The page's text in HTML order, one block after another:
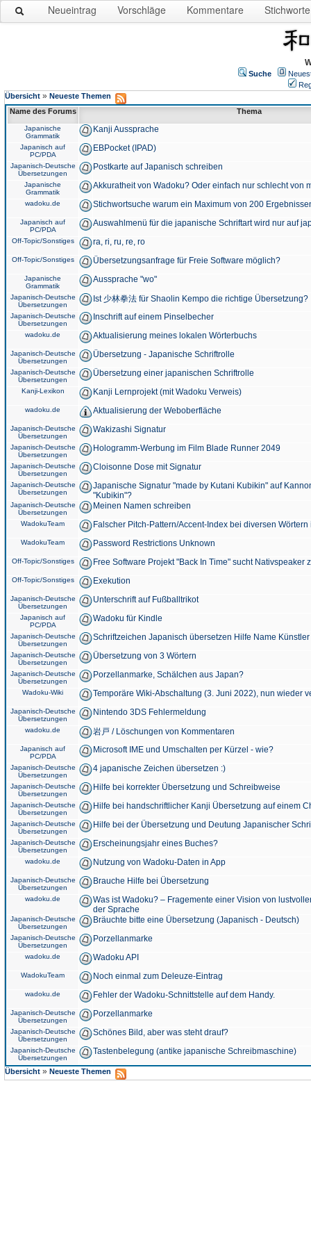
Neueintrag Vorschläge Kommentare Stichworte
Suche
Übersicht » Neueste Themen
Name des Forums
Thema
Japanische
Grammatik
Kanji Aussprache
Japanisch auf
PC/PDA
EBPocket (IPAD)
Japanisch-Deutsche
Übersetzungen
Postkarte auf Japanisch schreiben
Japanische
Grammatik
Akkuratheit von Wadoku? Oder einfach nur schlecht von
wadoku.de Stichwortsuche warum ein Maximum von 200
Japanisch auf
PC/PDA
Auswahlmenü für die japanische Schriftart wird nur auf
Off-Topic/Sonstiges ra, ri, ru, re, ro
Off-Topic/Sonstiges Übersetzungsanfrage für Freie Software möglich?
Japanische
Grammatik
Aussprache "wo"
Japanisch-Deutsche
Übersetzungen
Ist 少林拳法 für Shaolin Kempo die richtige Übersetzung?
Japanisch-Deutsche
Übersetzungen
Inschrift auf einem Pinselbecher
wadoku.de Aktualisierung meines lokalen Wörterbuchs
Japanisch-Deutsche
Übersetzungen
Übersetzung - Japanische Schriftrolle
Japanisch-Deutsche
Übersetzungen
Übersetzung einer japanischen Schriftrolle
Kanji-Lexikon Kanji Lernprojekt (mit Wadoku Verweis)
wadoku.de Aktualisierung der Weboberfläche
Japanisch-Deutsche
Übersetzungen
Wakizashi Signatur
Japanisch-Deutsche
Übersetzungen
Hologramm-Werbung im Film Blade Runner 2049
Japanisch-Deutsche
Übersetzungen
Cloisonne Dose mit Signatur
Japanisch-Deutsche
Übersetzungen
Japanische Signatur "made by Kutani Kubikin" auf
"Kubikin"?
Japanisch-Deutsche
Übersetzungen
Meinen Namen schreiben
WadokuTeam Falscher Pitch-Pattern/Accent-Index bei diversen
WadokuTeam Password Restrictions Unknown
Off-Topic/Sonstiges Free Software Projekt "Back In Time" sucht Nativspeaker
Off-Topic/Sonstiges Exekution
Japanisch-Deutsche
Übersetzungen
Unterschrift auf Fußballtrikot
Japanisch auf
PC/PDA
Wadoku für Kindle
Japanisch-Deutsche
Übersetzungen
Schriftzeichen Japanisch übersetzen Hilfe Name
Japanisch-Deutsche
Übersetzungen
Übersetzung von 3 Wörtern
Japanisch-Deutsche
Übersetzungen
Porzellanmarke, Schälchen aus Japan?
Wadoku-Wiki Temporäre Wiki-Abschaltung (3. Juni 2022), nun wieder
Japanisch-Deutsche
Übersetzungen
Nintendo 3DS Fehlermeldung
wadoku.de 岩戸 / Löschungen von Kommentaren
Japanisch auf
PC/PDA
Microsoft IME und Umschalten per Kürzel - wie?
Japanisch-Deutsche
Übersetzungen
4 japanische Zeichen übersetzen :)
Japanisch-Deutsche
Übersetzungen
Hilfe bei korrekter Übersetzung und Schreibweise
Japanisch-Deutsche
Übersetzungen
Hilfe bei handschriftlicher Kanji Übersetzung auf einem
Japanisch-Deutsche
Übersetzungen
Hilfe bei der Übersetzung und Deutung Japanischer
Japanisch-Deutsche
Übersetzungen
Erscheinungsjahr eines Buches?
wadoku.de Nutzung von Wadoku-Daten in App
Japanisch-Deutsche
Übersetzungen
Brauche Hilfe bei Übersetzung
wadoku.de
Was ist Wadoku? – Fragemente einer Vision von
der Sprache
Japanisch-Deutsche
Übersetzungen
Bräuchte bitte eine Übersetzung (Japanisch - Deutsch)
Japanisch-Deutsche
Übersetzungen
Porzellanmarke
wadoku.de Wadoku API
WadokuTeam Noch einmal zum Deleuze-Eintrag
wadoku.de Fehler der Wadoku-Schnittstelle auf dem Handy.
Japanisch-Deutsche
Übersetzungen
Porzellanmarke
Japanisch-Deutsche
Übersetzungen
Schönes Bild, aber was steht drauf?
Japanisch-Deutsche
Übersetzungen
Tastenbelegung (antike japanische Schreibmaschine)
Übersicht » Neueste Themen